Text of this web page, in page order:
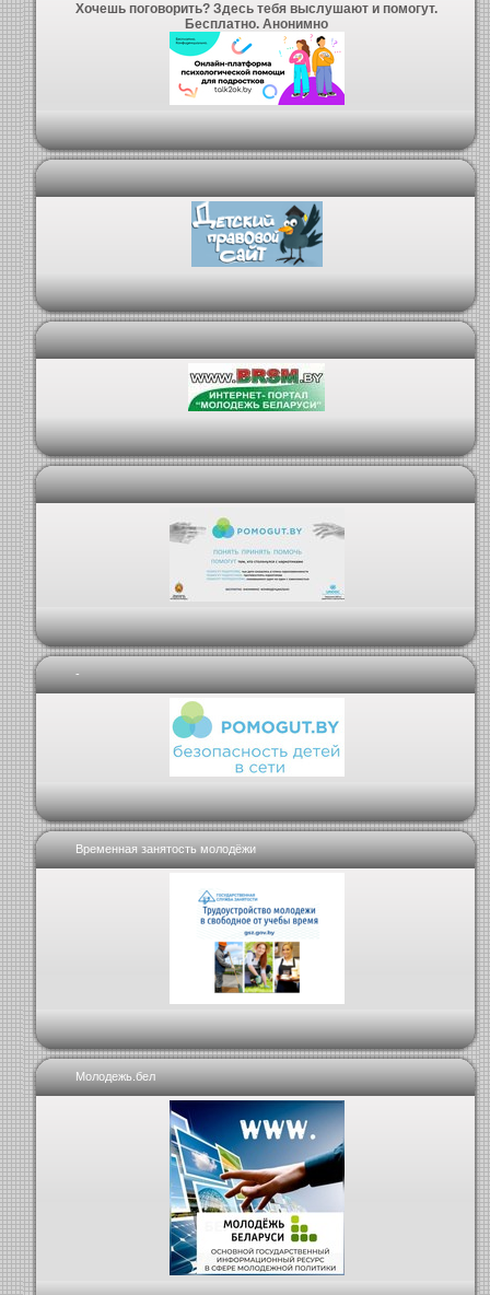
Хочешь поговорить? Здесь тебя выслушают и помогут.
Бесплатно. Анонимно
-
Временная занятость молодёжи
Молодежь.бел